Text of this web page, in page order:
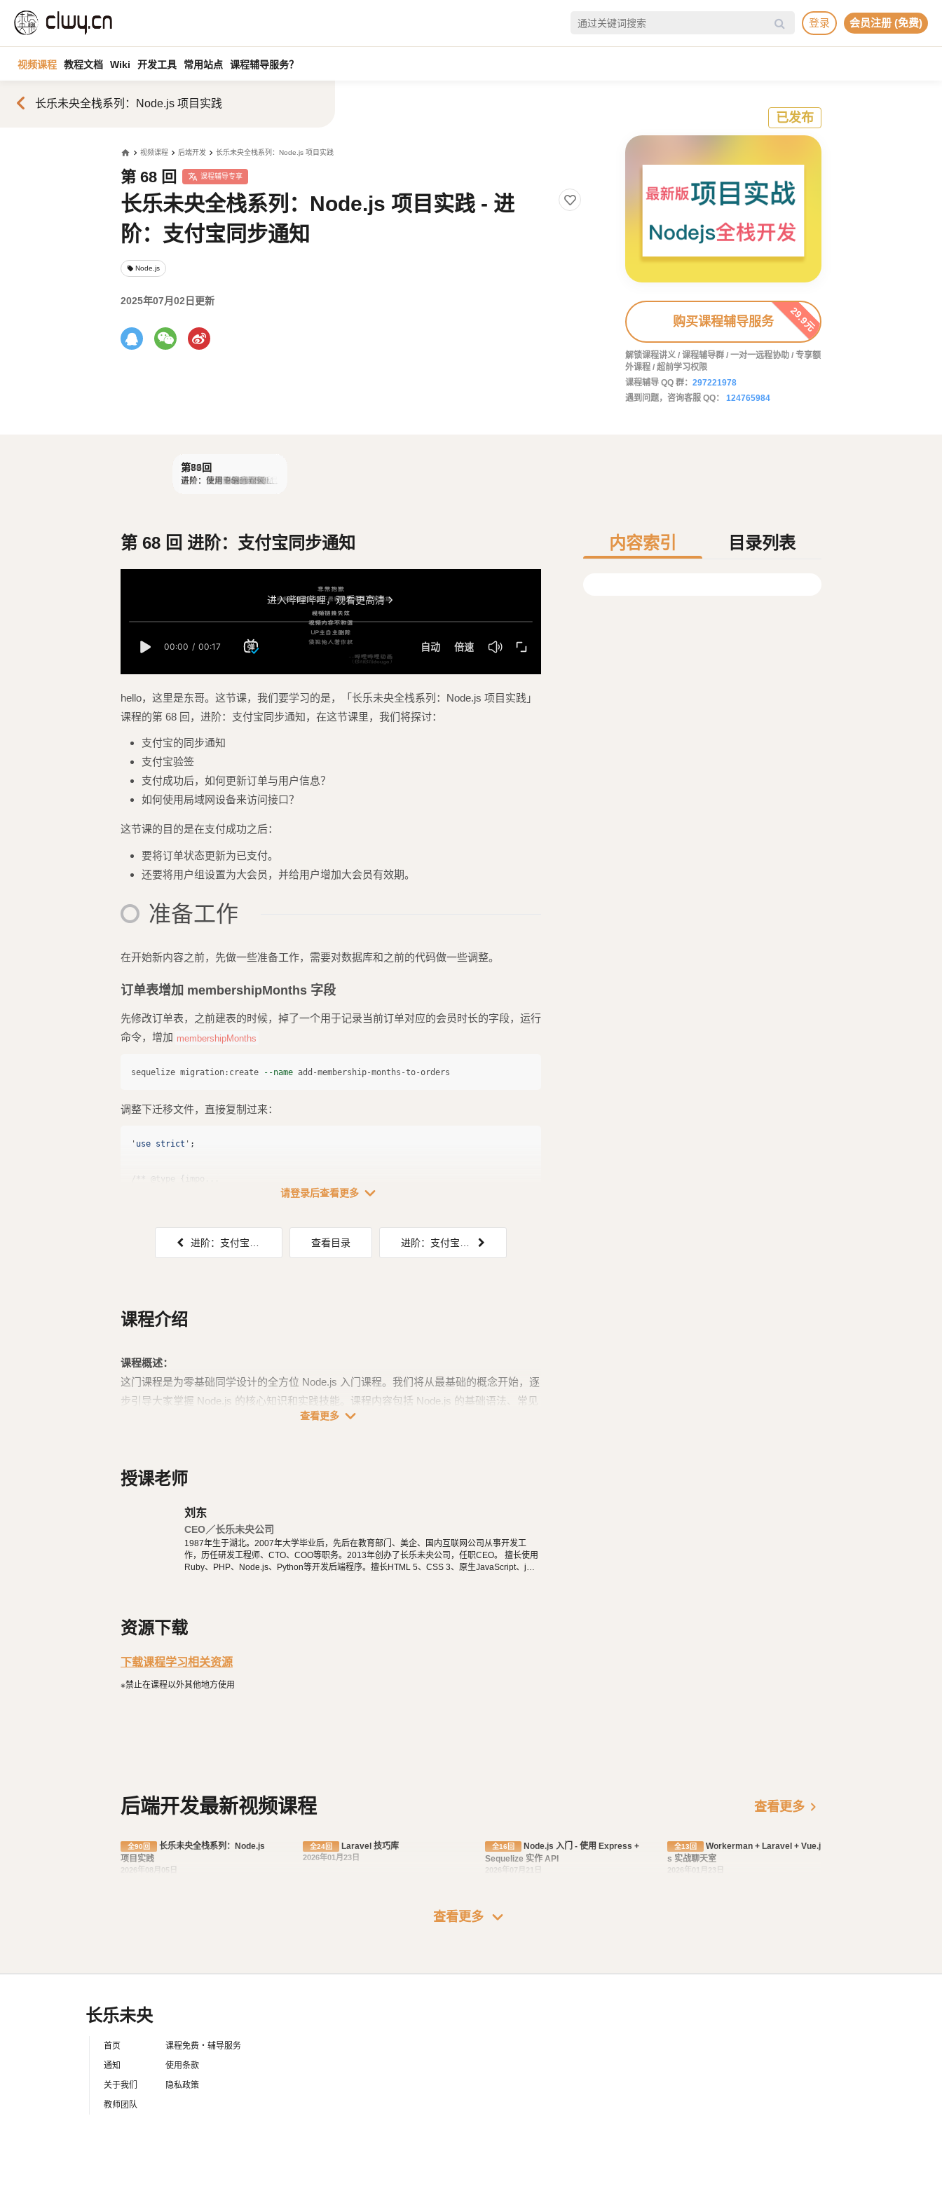
登录 会员注册 (免费)
视频课程 教程文档 Wiki 开发工具 常用站点 课程辅导服务？
chevron_left 长乐未央全栈系列：Node.js 项目实践
已发布
home 视频课程 后端开发 长乐未央全栈系列：Node.js 项目实践
第 68 回 课程辅导专享
长乐未央全栈系列：Node.js 项目实践 - 进
阶：支付宝同步通知
local_offer Node.js
2025年07月02日更新
购买课程辅导服务 29.9元
解锁课程讲义 / 课程辅导群 / 一对一远程协助 / 专享额
外课程 / 超前学习权限
课程辅导 QQ 群： 297221978
遇到问题，咨询客服 QQ： 124765984
第1回
课程介绍
第2回
使用 nvm 安装 Node.js
第3回
编辑器与创建 Express 项
第4回
项目结构与代码解析
第5回
使用 Docker 运行 MySQL
第6回
创建数据库与数据表
第7回
常用 SQL 语句之：增加、
第8回
常用 SQL 语句之：查询篇
第9回
使用 Sequelize ORM
第10回
模型、迁移与种子
第11回
接口 1：查询文章列表
第12回
接口 2：查询文章详情
第13回
Apifox 的使用
第14回
接口 3：创建文章
第15回
接口 4：删除文章
第16回
接口 5：更新文章
第17回
接口 6：模糊搜索
第18回
接口 7：数据分页
第19回
问题 1：白名单过滤表单
第20回
问题 2：验证表单数据
第21回
终极版：增删改查（封装
第22回
暂停！中场大复习
第23回
实战数据库设计
第24回
MySQL Workbench 的使
第25回
一口气建好所有表
第26回
后台：分分钟搞定分类接
第27回
后台：超简单的系统设置
第28回
后台：用户管理接口
第29回
后台：使用 bcryptjs 加密
第30回
后台：课程接口（关联模
第31回
后台：章节接口（关联模
第32回
后台：Echarts 数据统计接
第33回
后台：jwt 实现管理员登录
第34回
后台：使用中间件，认证
第35回
前台 1：首页、分类、课
第36回
前台 2：章节、文章、系
第37回
前台 3：用户注册、登
第38回
前台 4：与用户相关的接
第39回
前台 5：点赞接口（多对
第40回
CORS 处理跨域
第41回
大功告成，课程答疑
第42回
部署：上线前的准备工作
第43回
部署：服务器与域名
第44回
部署：使用 SSH 远程连接
第45回
部署：使用宝塔面板，安
第46回
部署：上传项目代码 & 配
第47回
部署：使用 PM2 部署项目
第48回
进阶：课程介绍
第49回
进阶：使用 http-errors 处
第50回
进阶：使用 Multer 上传图
第51回
进阶：附件管理接口
第52回
进阶：直传阿里云 OSS
第53回
进阶：自动备份数据库到
第54回
进阶：一对多关联的 Bug
第55回
进阶：使用 Promise.all 并
第56回
进阶：软删除和多选操作
第57回
进阶：使用 Redis 缓存
第58回
进阶：Redis 缓存策略
第59回
进阶：Redis 缓存策略
第60回
进阶：图形验证码
第61回
进阶：发送邮件
第62回
进阶：RabbitMQ 消息队
第63回
进阶：RabbitMQ 消息队
第64回
进阶：使用 Winston 记录
第65回
进阶：收费的大会员
第66回
进阶：订单管理
第67回
进阶：支付宝支付
第68回
进阶：支付宝同步通知
第69回
进阶：支付宝异步通知
第70回
进阶：主动查询支付宝订
第71回
进阶：数据库事务
第72回
进阶：数据库的乐观锁
第73回
进阶：数据库的悲观锁
第74回
进阶：定时任务
第75回
进阶：表锁与联合索引
第76回
进阶：拆分路由文件
第77回
进阶：使用 Prettier 格式
第78回
进阶：使用 SSE 推送数据
第79回
进阶：微信小程序登录
第80回
进阶：微信小程序支付 AP
第81回
进阶：微信支付通知 APIv
第82回
进阶：搜索引擎的安装运
第83回
进阶：使用 meilisearch
第84回
进阶：Sequelize 的钩子
第85回
进阶：多进程运行 Node.j
第86回
番外：发送短信
第87回
番外：使用 SQL Server
第88回
番外：使用 PostgreSQL
第89回
番外：使用 Prisma ORM
第90回
最终：使用 ES 6 风格新脚
第 68 回 进阶：支付宝同步通知
hello，这里是东哥。这节课，我们要学习的是，「长乐未央全栈系列：Node.js 项目实践」
课程的第 68 回，进阶：支付宝同步通知，在这节课里，我们将探讨：
支付宝的同步通知
支付宝验签
支付成功后，如何更新订单与用户信息？
如何使用局域网设备来访问接口？
这节课的目的是在支付成功之后：
要将订单状态更新为已支付。
还要将用户组设置为大会员，并给用户增加大会员有效期。
准备工作
在开始新内容之前，先做一些准备工作，需要对数据库和之前的代码做一些调整。
订单表增加 membershipMonths 字段
先修改订单表，之前建表的时候，掉了一个用于记录当前订单对应的会员时长的字段，运行
命令，增加 membershipMonths
sequelize migration:create --name
调整下迁移文件，直接复制过来：
' use strict ' ;
请登录后查看更多 expand_more
查看目录
课程介绍
课程概述：
这门课程是为零基础同学设计的全方位 Node.js 入门课程。我们将从最基础的概念开始，逐
步引导大家掌握 Node.js 的核心知识和实践技能。课程内容包括 Node.js 的基础语法、常见
模块的使用、异步编程概念、以及如何搭建完整的 Node.js 应用程序。
Node.js 入门：学习如何设置 Node.js 环境，并探索 Node.js 的基础语法和核心概念。
进行数据库操作。
Express 框架入门：学习使用 Express 框架搭建 Web 应用程序，并了解路由、中间件
Sequelize ORM 入门：探索 Sequelize ORM 的基本用法，以及如何在 Node.js 应用程
实战项目：通过一个实际的项目实例，将所学知识应用到实践中，加深对 Node.js 及相
理解并掌握 Node.js 的基本语法和核心概念。
使用 Express 框架搭建基本的 Web 应用程序，并了解常见的 Web 开发模式。
使用 Sequelize ORM 进行 Node.js 应用程序的数据库操作。
查看更多 expand_more
授课老师
刘东
CEO／长乐未央公司
1987年生于湖北。2007年大学毕业后，先后在教育部门、美企、国内互联网公司从事开发工
作，历任研发工程师、CTO、COO等职务。2013年创办了长乐未央公司，任职CEO。 擅长使用
Ruby、PHP、Node.js、Python等开发后端程序。擅长HTML 5、CSS 3、原生JavaScript、jQu
资源下载
下载课程学习相关资源
※禁止在课程以外其他地方使用
内容索引 目录列表
后端开发最新视频课程 查看更多 chevron_right
全90回
项目实践
2026年08月05日
全24回 Laravel 技巧库
2026年01月23日
全16回
Sequelize 实作 API
2026年07月21日
全13回
s 实战聊天室
2026年01月23日
查看更多 expand_more
长乐未央
首页
通知
关于我们
教师团队
课程免费・辅导服务
使用条款
隐私政策